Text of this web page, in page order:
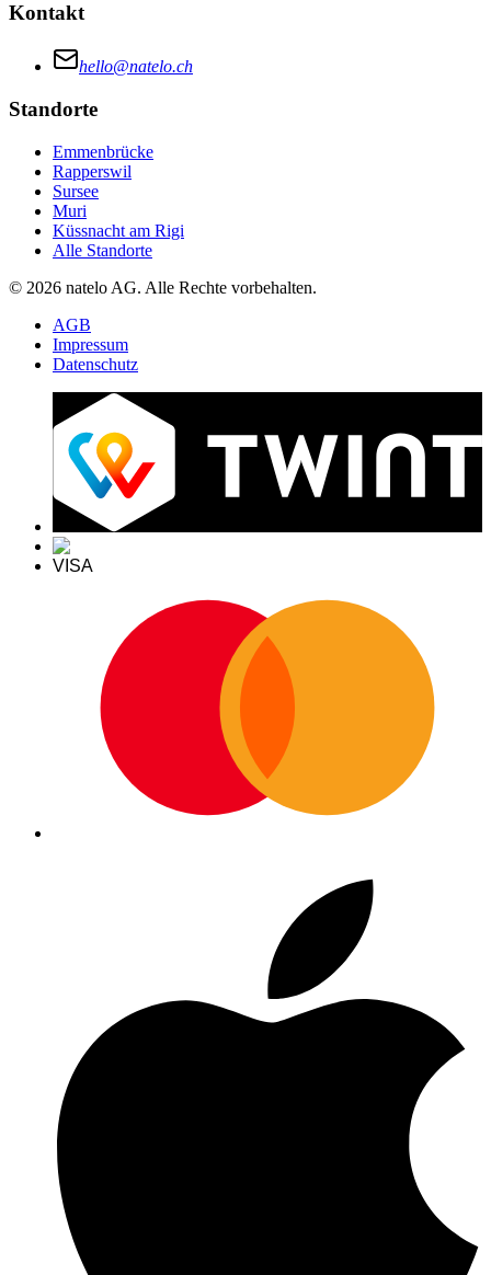
Kontakt
hello@natelo.ch
Standorte
Emmenbrücke
Rapperswil
Sursee
Muri
Küssnacht am Rigi
Alle Standorte
© 2026 natelo AG. Alle Rechte vorbehalten.
AGB
Impressum
Datenschutz
VISA